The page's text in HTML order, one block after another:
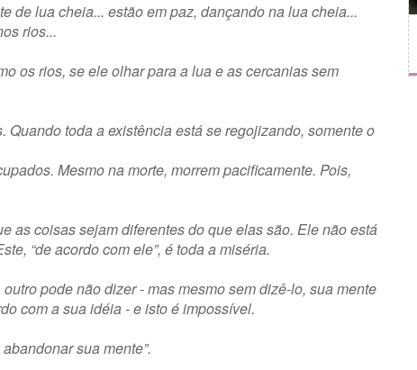
de lua cheia... estão em paz, dançando na lua cheia...
rios...
os rios, se ele olhar para a lua e as cercanias sem
toda a existência está se regojizando, somente o
Mesmo na morte, morrem pacificamente. Pois,
as coisas sejam diferentes do que elas são. Ele não está
“de acordo com ele”, é toda a miséria.
pode não dizer - mas mesmo sem dizê-lo, sua mente
com a sua idéia - e isto é impossível.
sua mente”.